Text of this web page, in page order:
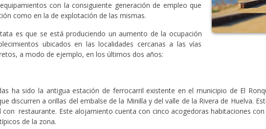
con la consiguiente generación de empleo que
como en la de explotación de las mismas.
es que se está produciendo un aumento de la ocupación
ubicados en las localidades cercanas a las vías
a modo de ejemplo, en los últimos dos años:
ha sido la antigua estación de ferrocarril existente en el municipio de El
discurren a orillas del embalse de la Minilla y del valle de la Rivera de Huelva.
restaurante. Este alojamiento cuenta con cinco acogedoras habitaciones
de la zona.